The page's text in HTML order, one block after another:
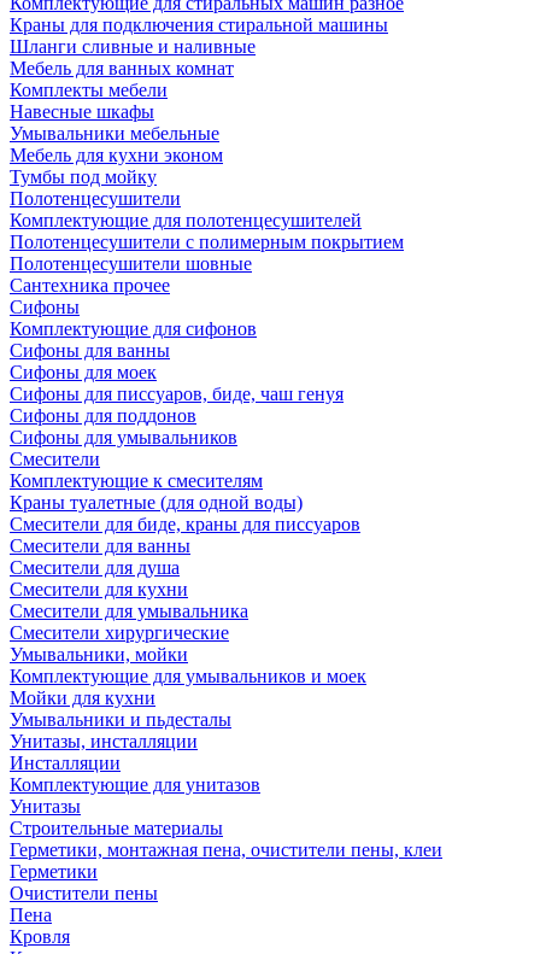
Краны для подключения стиральной машины
Шланги сливные и наливные
Мебель для ванных комнат
Комплекты мебели
Навесные шкафы
Умывальники мебельные
Мебель для кухни эконом
Тумбы под мойку
Полотенцесушители
Комплектующие для полотенцесушителей
Полотенцесушители с полимерным покрытием
Полотенцесушители шовные
Сантехника прочее
Сифоны
Комплектующие для сифонов
Сифоны для ванны
Сифоны для моек
Сифоны для писсуаров, биде, чаш генуя
Сифоны для поддонов
Сифоны для умывальников
Смесители
Комплектующие к смесителям
Краны туалетные (для одной воды)
Смесители для биде, краны для писсуаров
Смесители для ванны
Смесители для душа
Смесители для кухни
Смесители для умывальника
Смесители хирургические
Умывальники, мойки
Комплектующие для умывальников и моек
Мойки для кухни
Умывальники и пьдесталы
Унитазы, инсталляции
Инсталляции
Комплектующие для унитазов
Унитазы
Строительные материалы
Герметики, монтажная пена, очистители пены, клеи
Герметики
Очистители пены
Пена
Кровля